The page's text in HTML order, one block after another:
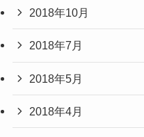
2018年10月
2018年7月
2018年5月
2018年4月